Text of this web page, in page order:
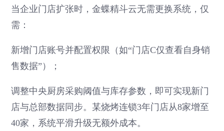
当企业门店扩张时，金蝶精斗云无需更换系统，仅
需：
新增门店账号并配置权限（如“门店C仅查看自身销
售数据”）；
调整中央厨房采购阈值与库存参数，即可实现新门
店与总部数据同步。某烧烤连锁3年门店从8家增至
40家，系统平滑升级无额外成本。